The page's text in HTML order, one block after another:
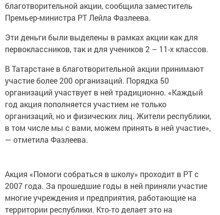
благотворительной акции, сообщила заместитель
Премьер-министра РТ Лейла Фазлеева.
Эти деньги были выделены в рамках акции как для
первоклассников, так и для учеников 2 – 11-х классов.
В Татарстане в благотворительной акции принимают
участие более 200 организаций. Порядка 50
организаций участвует в ней традиционно. «Каждый
год акция пополняется участием не только
организаций, но и физических лиц. Жители республики,
в том числе мы с вами, можем принять в ней участие»,
— отметила Фазлеева.
Акция «Помоги собраться в школу» проходит в РТ с
2007 года. За прошедшие годы в ней приняли участие
многие учреждения и предприятия, работающие на
территории республики. Кто-то делает это на